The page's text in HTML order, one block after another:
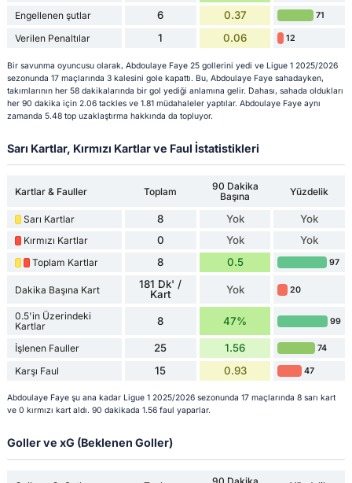
Engellenen şutlar 6 0.37 71
Verilen Penaltılar 1 0.06 12
Bir savunma oyuncusu olarak, Abdoulaye Faye 25 gollerini yedi ve Ligue 1 2025/2026
sezonunda 17 maçlarında 3 kalesini gole kapattı. Bu, Abdoulaye Faye sahadayken,
takımlarının her 58 dakikalarında bir gol yediği anlamına gelir. Dahası, sahada oldukları
her 90 dakika için 2.06 tackles ve 1.81 müdahaleler yaptılar. Abdoulaye Faye aynı
zamanda 5.48 top uzaklaştırma hakkında da topluyor.
Sarı Kartlar, Kırmızı Kartlar ve Faul İstatistikleri
Kartlar & Fauller Toplam
90 Dakika
Başına
Yüzdelik
Sarı Kartlar 8 Yok Yok
Kırmızı Kartlar 0 Yok Yok
Toplam Kartlar 8 0.5 97
Dakika Başına Kart
181 Dk' /
Kart
Yok 20
0.5'in Üzerindeki
Kartlar
8 47% 99
İşlenen Fauller 25 1.56 74
Karşı Faul 15 0.93 47
Abdoulaye Faye şu ana kadar Ligue 1 2025/2026 sezonunda 17 maçlarında 8 sarı kart
ve 0 kırmızı kart aldı. 90 dakikada 1.56 faul yaparlar.
Goller ve xG (Beklenen Goller)